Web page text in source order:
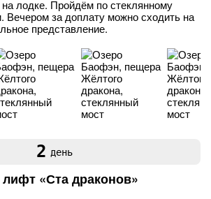
лодке. Пройдём по стеклянному
Вечером за доплату можно сходить на
представление.
2 день
«Ста драконов»